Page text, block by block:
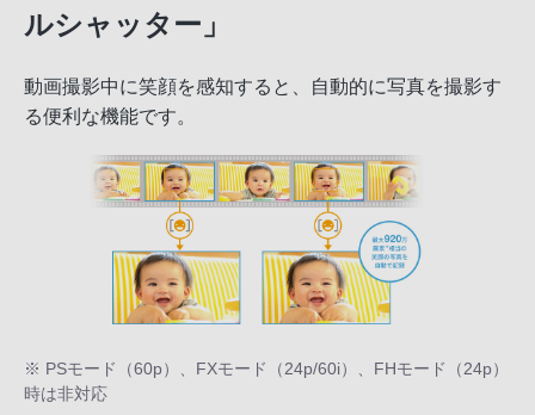
ルシャッター」
動画撮影中に笑顔を感知すると、自動的に写真を撮影す
る便利な機能です。
※ PSモード（60p）、FXモード（24p/60i）、FHモード（24p）
時は非対応